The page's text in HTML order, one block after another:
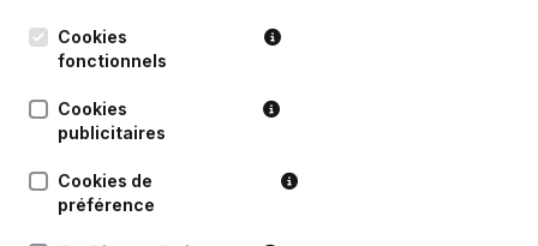
10-12-2025
27-12-2021
Rubrique Constitution (Nouvelle
Cookies
fonctionnels
Cookies
publicitaires
Cookies de
préférence